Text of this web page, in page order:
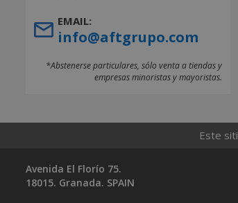
EMAIL:
info@aftgrupo.com
*Abstenerse particulares, sólo venta a tiendas y
empresas minoristas y mayoristas.
Este
Avenida El Florío 75.
18015. Granada. SPAIN